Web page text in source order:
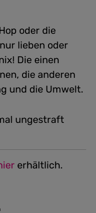
oder die
lieben oder
Die einen
die anderen
und die Umwelt.
ungestraft
erhältlich.